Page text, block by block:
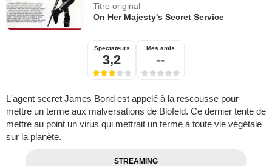
Titre original
On Her Majesty's Secret Service
Spectateurs
3,2
Mes amis
--
L'agent secret James Bond est appelé à la rescousse pour
mettre un terme aux malversations de Blofeld. Ce dernier tente de
mettre au point un virus qui mettrait un terme à toute vie végétale
sur la planète.
STREAMING